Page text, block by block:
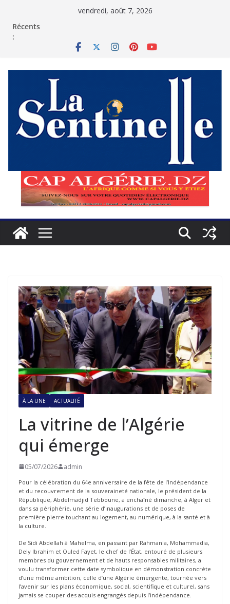
vendredi, août 7, 2026
Récents
:
À LA UNE ACTUALITÉ
La vitrine de l’Algérie
qui émerge
05/07/2026 admin
Pour la célébration du 64e anniversaire de la fête de l’Indépendance
et du recouvrement de la souveraineté nationale, le président de la
République, Abdelmadjid Tebboune, a enchaîné dimanche, à Alger et
dans sa périphérie, une série d’inaugurations et de poses de
première pierre touchant au logement, au numérique, à la santé et à
la culture.
De Sidi Abdellah à Mahelma, en passant par Rahmania, Mohammadia,
Dely Ibrahim et Ouled Fayet, le chef de l’État, entouré de plusieurs
membres du gouvernement et de hauts responsables militaires, a
voulu transformer cette date symbolique en démonstration concrète
d’une même ambition, celle d’une Algérie émergente, tournée vers
l’avenir sur les plans économique, social, scientifique et culturel, sans
jamais se couper des acquis engrangés depuis l’indépendance.